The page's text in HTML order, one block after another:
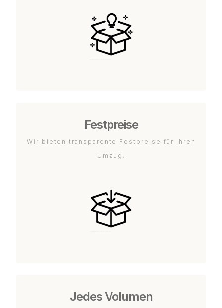
Festpreise
Wir bieten transparente Festpreise für Ihren
Umzug.
Jedes Volumen